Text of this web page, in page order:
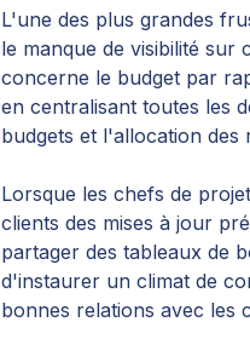
L'une des plus grandes
le manque de visibilité sur
concerne le budget par
en centralisant toutes les
budgets et l'allocation des
Lorsque les chefs de
clients des mises à jour
partager des tableaux de
d'instaurer un climat de
bonnes relations avec les